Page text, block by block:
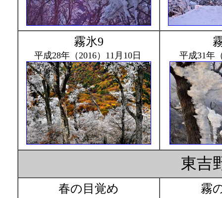
霧氷9
平成28年（2016）11月10日 平成31年
東吉
春の目覚め 霧